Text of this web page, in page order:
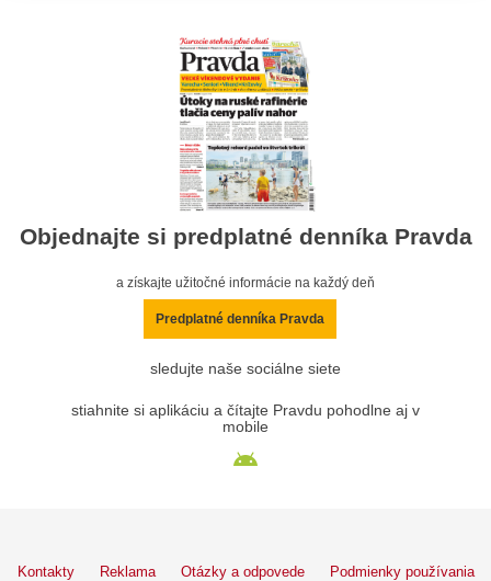
Objednajte si predplatné denníka Pravda
a získajte užitočné informácie na každý deň
Predplatné denníka Pravda
sledujte naše sociálne siete
stiahnite si aplikáciu a čítajte Pravdu pohodlne aj v
mobile
Kontakty Reklama Otázky a odpovede Podmienky používania